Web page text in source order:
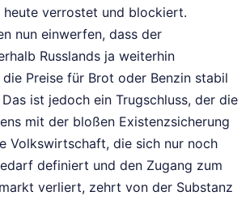
verrostet und blockiert.
nun einwerfen, dass der
Russlands ja weiterhin
Preise für Brot oder Benzin stabil
ist jedoch ein Trugschluss, der die
mit der bloßen Existenzsicherung
Volkswirtschaft, die sich nur noch
definiert und den Zugang zum
verliert, zehrt von der Substanz